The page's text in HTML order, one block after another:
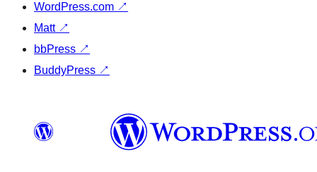
WordPress.com ↗
Matt ↗
bbPress ↗
BuddyPress ↗